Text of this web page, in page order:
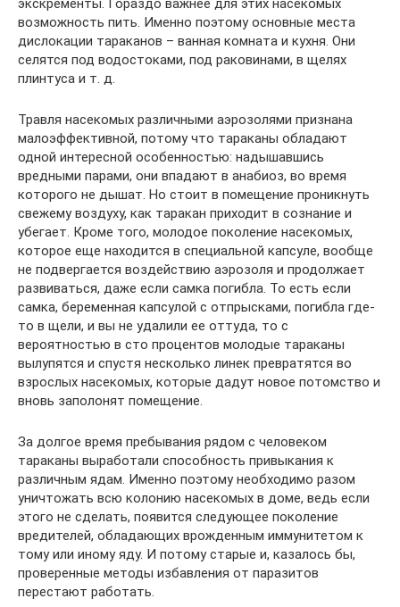
экскременты. Гораздо важнее для этих насекомых
возможность пить. Именно поэтому основные места
дислокации тараканов – ванная комната и кухня. Они
селятся под водостоками, под раковинами, в щелях
плинтуса и т. д.
Травля насекомых различными аэрозолями признана
малоэффективной, потому что тараканы обладают
одной интересной особенностью: надышавшись
вредными парами, они впадают в анабиоз, во время
которого не дышат. Но стоит в помещение проникнуть
свежему воздуху, как таракан приходит в сознание и
убегает. Кроме того, молодое поколение насекомых,
которое еще находится в специальной капсуле, вообще
не подвергается воздействию аэрозоля и продолжает
развиваться, даже если самка погибла. То есть если
самка, беременная капсулой с отпрысками, погибла где-
то в щели, и вы не удалили ее оттуда, то с
вероятностью в сто процентов молодые тараканы
вылупятся и спустя несколько линек превратятся во
взрослых насекомых, которые дадут новое потомство и
вновь заполонят помещение.
За долгое время пребывания рядом с человеком
тараканы выработали способность привыкания к
различным ядам. Именно поэтому необходимо разом
уничтожать всю колонию насекомых в доме, ведь если
этого не сделать, появится следующее поколение
вредителей, обладающих врожденным иммунитетом к
тому или иному яду. И потому старые и, казалось бы,
проверенные методы избавления от паразитов
перестают работать.